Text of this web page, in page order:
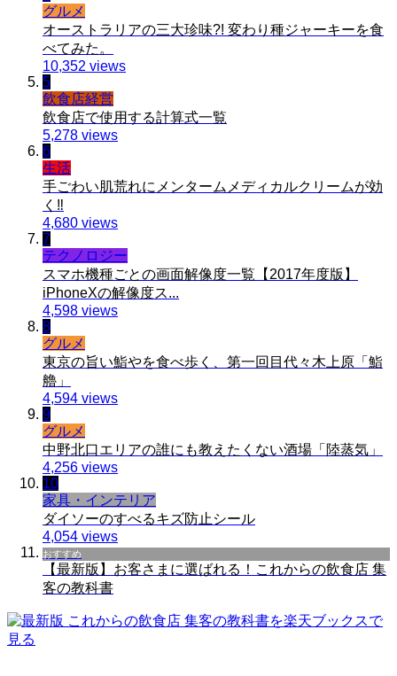
グルメ
オーストラリアの三大珍味?! 変わり種ジャーキーを食
べてみた。
10,352 views
5
飲食店経営
飲食店で使用する計算式一覧
5,278 views
6
生活
手ごわい肌荒れにメンタームメディカルクリームが効
く‼︎
4,680 views
7
テクノロジー
スマホ機種ごとの画面解像度一覧【2017年度版】
iPhoneXの解像度ス...
4,598 views
8
グルメ
東京の旨い鮨やを食べ歩く、第一回目代々木上原「鮨
艪」
4,594 views
9
グルメ
中野北口エリアの誰にも教えたくない酒場「陸蒸気」
4,256 views
10
家具・インテリア
ダイソーのすべるキズ防止シール
4,054 views
おすすめ
【最新版】お客さまに選ばれる！これからの飲食店 集
客の教科書